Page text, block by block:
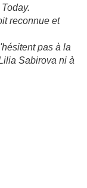
reconnue et
pas à la
Sabirova ni à